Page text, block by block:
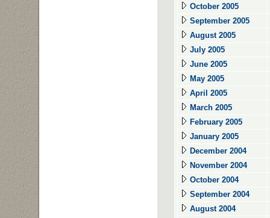
October 2005
September 2005
August 2005
July 2005
June 2005
May 2005
April 2005
March 2005
February 2005
January 2005
December 2004
November 2004
October 2004
September 2004
August 2004